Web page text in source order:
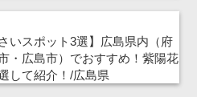
いスポット3選】広島県内（府
・広島市）でおすすめ！紫陽花
して紹介！/広島県